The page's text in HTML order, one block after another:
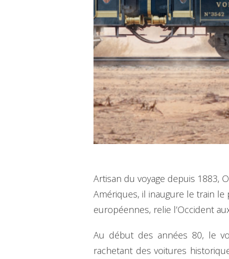
Artisan du voyage depuis 1883,
Amériques, il inaugure le train
européennes, relie l’Occident
Au début des années 80, le
rachetant des voitures